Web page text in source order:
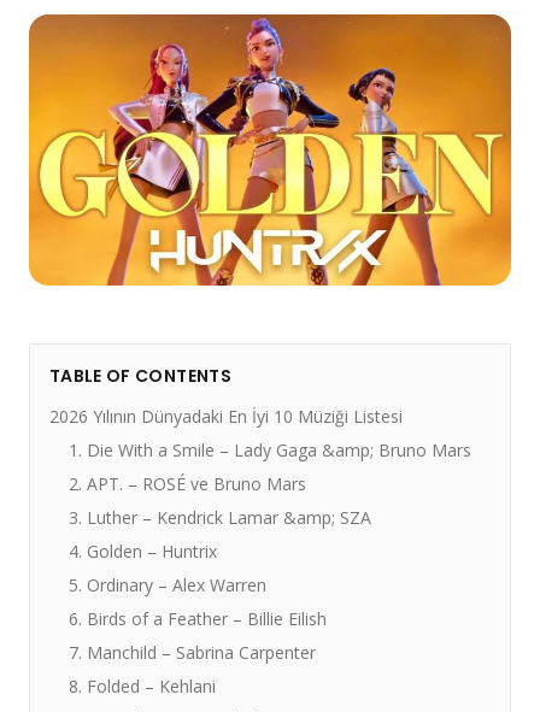
TABLE OF CONTENTS
2026 Yılının Dünyadaki En İyi 10 Müziği Listesi
1. Die With a Smile – Lady Gaga &amp; Bruno Mars
2. APT. – ROSÉ ve Bruno Mars
3. Luther – Kendrick Lamar &amp; SZA
4. Golden – Huntrix
5. Ordinary – Alex Warren
6. Birds of a Feather – Billie Eilish
7. Manchild – Sabrina Carpenter
8. Folded – Kehlani